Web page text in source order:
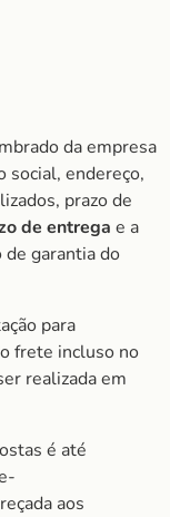
da empresa
social, endereço,
prazo de
de entrega e a
garantia do
para
frete incluso no
realizada em
é até
aos